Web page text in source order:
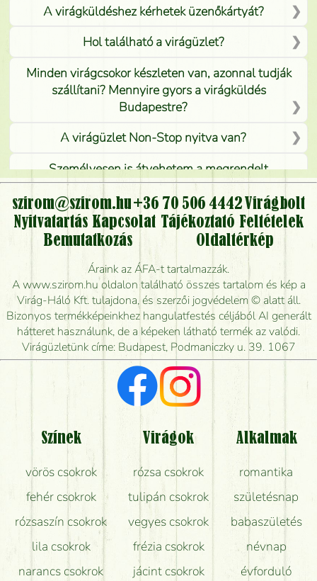
A virágküldéshez kérhetek üzenőkártyát?
Hol található a virágüzlet?
Minden virágcsokor készleten van, azonnal tudják
szállítani? Mennyire gyors a virágküldés
Budapestre?
A virágüzlet Non-Stop nyitva van?
Személyesen is átvehetem a megrendelt
virágcsokrot, vagy csak virágküldéssel, kiszállítással
kérhető?
Vidékre is lehet rendelni?
Meddig rendelhetek virágküldést úgy, hogy még ma
kiszállítsák?
Mennyire gyorsan tudják elkészíteni a csokrot, és
mikor tudják leghamarabb kiszállítani?
Vörös rózsát keresek, van önöknél?
Milyen visszajelzést kapok a virágküldésről?
Tényleg azt kapom, ami a képen van?
Mit kell tudni a virágcsokrok szállításáról?
Hogy marad a lehető legtovább friss a csokor?
Tudok adventi koszorút vásárolni boltban?
szirom@szirom.hu +36 70 506 4442 Virágbolt
Nyitvatartás Kapcsolat Tájékoztató Feltételek
Bemutatkozás
Oldaltérkép
Áraink az ÁFA-t tartalmazzák.
A www.szirom.hu oldalon található összes tartalom és kép a
Virág-Háló Kft. tulajdona, és szerzői jogvédelem © alatt áll.
Bizonyos termékképeinkhez hangulatfestés céljából AI generált
hátteret használunk, de a képeken látható termék az valódi.
Virágüzletünk címe: Budapest, Podmaniczky u. 39. 1067
Színek
vörös csokrok
fehér csokrok
rózsaszín csokrok
lila csokrok
narancs csokrok
Virágok
rózsa csokrok
tulipán csokrok
vegyes csokrok
frézia csokrok
jácint csokrok
Alkalmak
romantika
születésnap
babaszületés
névnap
évforduló